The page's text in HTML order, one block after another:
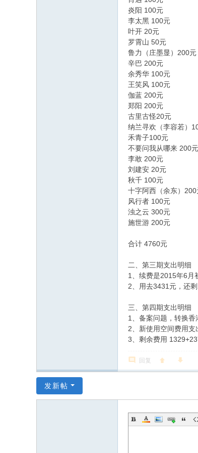
炎阳 100元
李太黑 100元
叶开 20元
罗霄山 50元
鲁力（庄墨显）200元
辛巴 200元
余秀华 100元
王笑风 100元
伽蓝 200元
郑阳 200元
古里古怪20元
纳兰寻欢（李容若）
禾青子100元
不要问我从哪来 200元
李敢 200元
刘建安 20元
秋千 100元
十字阿西（余东）200
风行者 100元
浊之云 300元
施世游 200元
合计 4760元
二、第三期支出明细
1、续费是2015年6月
2、用去3431元，还剩
三、第四期支出明细
1、备案问题，转换
2、新使用空间费用
3、剩余费用
回复
发新帖